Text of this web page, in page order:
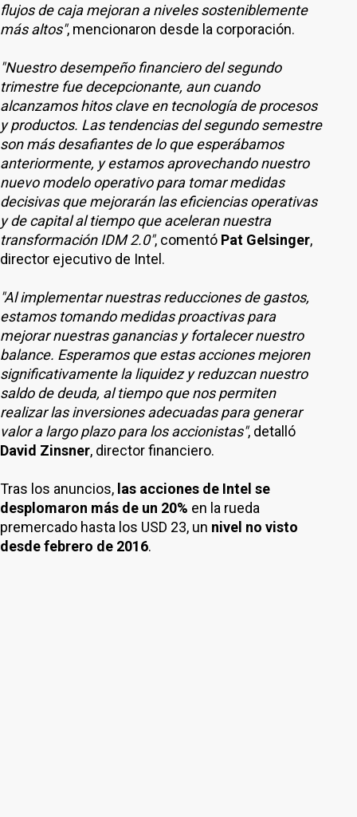
flujos de caja mejoran a niveles sosteniblemente
más altos", mencionaron desde la corporación.
"Nuestro desempeño financiero del segundo
trimestre fue decepcionante, aun cuando
alcanzamos hitos clave en tecnología de procesos
y productos. Las tendencias del segundo semestre
son más desafiantes de lo que esperábamos
anteriormente, y estamos aprovechando nuestro
nuevo modelo operativo para tomar medidas
decisivas que mejorarán las eficiencias operativas
y de capital al tiempo que aceleran nuestra
transformación IDM 2.0", comentó Pat Gelsinger,
director ejecutivo de Intel.
"Al implementar nuestras reducciones de gastos,
estamos tomando medidas proactivas para
mejorar nuestras ganancias y fortalecer nuestro
balance. Esperamos que estas acciones mejoren
significativamente la liquidez y reduzcan nuestro
saldo de deuda, al tiempo que nos permiten
realizar las inversiones adecuadas para generar
valor a largo plazo para los accionistas", detalló
David Zinsner, director financiero.
Tras los anuncios, las acciones de Intel se
desplomaron más de un 20% en la rueda
premercado hasta los USD 23, un nivel no visto
desde febrero de 2016.